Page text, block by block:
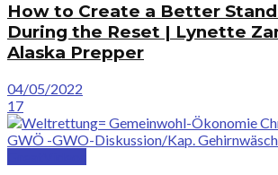
How to Create a Better
During the Reset | Lynette
Alaska Prepper
04/05/2022
17